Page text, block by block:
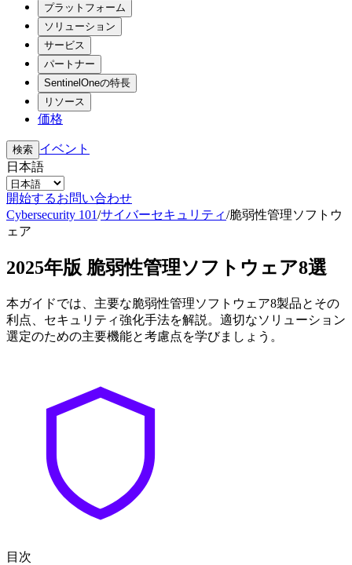
プラットフォーム
ソリューション
サービス
パートナー
SentinelOneの特長
リソース
価格
検索 イベント
日本語
開始するお問い合わせ
Cybersecurity 101/サイバーセキュリティ/脆弱性管理ソフトウ
ェア
2025年版 脆弱性管理ソフトウェア8選
本ガイドでは、主要な脆弱性管理ソフトウェア8製品とその
利点、セキュリティ強化手法を解説。適切なソリューション
選定のための主要機能と考慮点を学びましょう。
目次